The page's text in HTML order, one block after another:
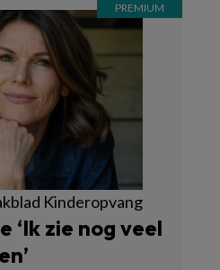
Kinderopvang
‘Ik zie nog veel